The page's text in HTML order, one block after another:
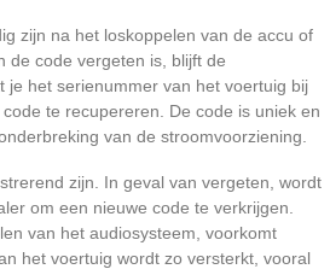
zijn na het loskoppelen van de accu of
de code vergeten is, blijft de
je het serienummer van het voertuig bij
te recupereren. De code is uniek en
van de stroomvoorziening.
zijn. In geval van vergeten, wordt
om een nieuwe code te verkrijgen.
van het audiosysteem, voorkomt
het voertuig wordt zo versterkt, vooral